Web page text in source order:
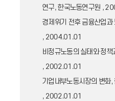
연구, 한국노동연구원 ,
경제위기 전후 금융산업과
, 2004.01.01
비정규노동의 실태와 정
, 2002.01.01
기업내부노동시장의 변화,
, 2002.01.01